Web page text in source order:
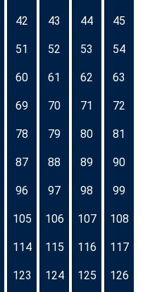
42 43 44 45
51 52 53 54
60 61 62 63
69 70 71 72
78 79 80 81
87 88 89 90
96 97 98 99
105 106 107 108
114 115 116 117
123 124 125 126